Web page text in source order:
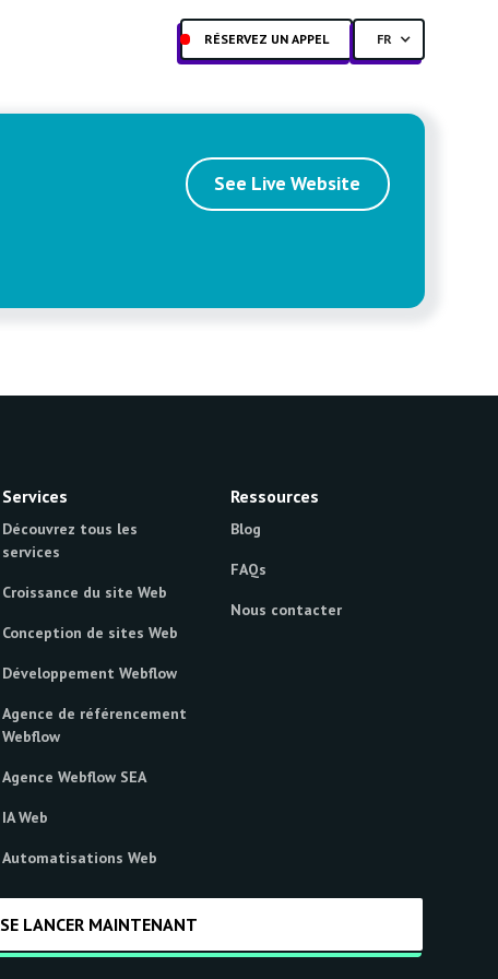
RÉSERVEZ UN APPEL FR
See Live Website
Services
Découvrez tous les
services
Croissance du site Web
Conception de sites Web
Développement Webflow
Agence de référencement
Webflow
Agence Webflow SEA
IA Web
Automatisations Web
Ressources
Blog
FAQs
Nous contacter
SE LANCER MAINTENANT